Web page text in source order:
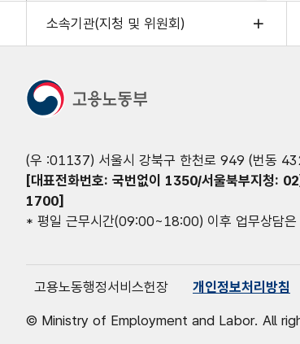
소속기관(지청 및 위원회)
(우 :01137) 서울시 강북구 한천로 949 (번동
[대표전화번호: 국번없이 1350/서울북부지청:
1700]
* 평일 근무시간(09:00~18:00) 이후 업무상담은
고용노동행정서비스헌장 개인정보처리방침
© Ministry of Employment and Labor. All